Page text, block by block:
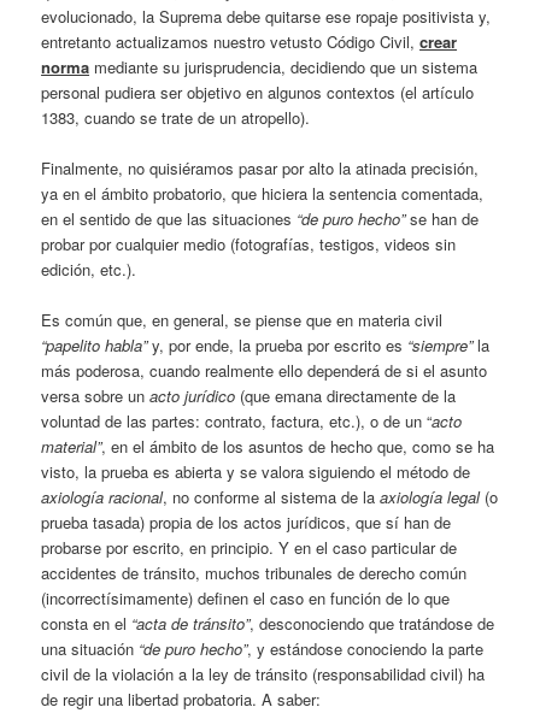
evolucionado, la Suprema debe quitarse ese ropaje positivista y,
entretanto actualizamos nuestro vetusto Código Civil,crear
norma mediante su jurisprudencia, decidiendo que un sistema
personal pudiera ser objetivo en algunos contextos (el artículo
1383, cuando se trate de un atropello).
Finalmente, no quisiéramos pasar por alto la atinada precisión,
ya en el ámbito probatorio, que hiciera la sentencia comentada,
en el sentido de que las situaciones “de puro hecho”se han de
probar por cualquier medio (fotografías, testigos, videos sin
edición, etc.).
Es común que, en general, se piense que en materia civil
“papelito habla”y, por ende, la prueba por escrito es “siempre”la
más poderosa, cuando realmente ello dependerá de si el asunto
versa sobre unacto jurídico (que emana directamente de la
voluntad de las partes: contrato, factura, etc.), o de un “acto
material”, en el ámbito de los asuntos de hecho que, como se ha
visto, la prueba es abierta y se valora siguiendo el método de
axiología racional, no conforme al sistema de laaxiología legal(o
prueba tasada) propia de los actos jurídicos, que sí han de
probarse por escrito, en principio. Y en el caso particular de
accidentes de tránsito, muchos tribunales de derecho común
(incorrectísimamente) definen el caso en función de lo que
consta en el “acta de tránsito”, desconociendo que tratándose de
una situación “de puro hecho”, y estándose conociendo la parte
civil de la violación a la ley de tránsito (responsabilidad civil) ha
de regir una libertad probatoria. A saber: